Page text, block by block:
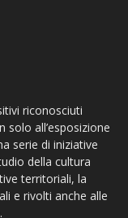
riconosciuti
solo all’esposizione
serie di iniziative
della cultura
territoriali, la
e rivolti anche alle